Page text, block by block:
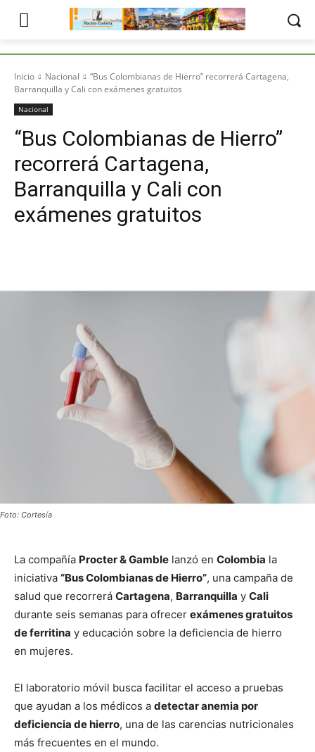
Inicio Nacional
“Bus Colombianas de Hierro” recorrerá Cartagena,
Barranquilla y Cali con exámenes gratuitos
Nacional
“Bus Colombianas de Hierro”
recorrerá Cartagena,
Barranquilla y Cali con
exámenes gratuitos
Foto: Cortesía
La compañía Procter & Gamble lanzó en Colombia la
iniciativa “Bus Colombianas de Hierro”, una campaña de
salud que recorrerá Cartagena, Barranquilla y Cali
durante seis semanas para ofrecer exámenes gratuitos
de ferritina y educación sobre la deficiencia de hierro
en mujeres.
El laboratorio móvil busca facilitar el acceso a pruebas
que ayudan a los médicos a detectar anemia por
deficiencia de hierro, una de las carencias nutricionales
más frecuentes en el mundo.